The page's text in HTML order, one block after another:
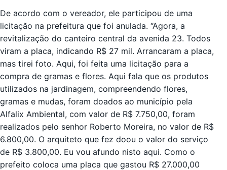
De acordo com o vereador, ele participou de uma
licitação na prefeitura que foi anulada. “Agora, a
revitalização do canteiro central da avenida 23. Todos
viram a placa, indicando R$ 27 mil. Arrancaram a placa,
mas tirei foto. Aqui, foi feita uma licitação para a
compra de gramas e flores. Aqui fala que os produtos
utilizados na jardinagem, compreendendo flores,
gramas e mudas, foram doados ao município pela
Alfalix Ambiental, com valor de R$ 7.750,00, foram
realizados pelo senhor Roberto Moreira, no valor de R$
6.800,00. O arquiteto que fez doou o valor do serviço
de R$ 3.800,00. Eu vou afundo nisto aqui. Como o
prefeito coloca uma placa que gastou R$ 27.000,00